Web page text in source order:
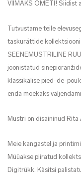
VIIMAKS OMETI! Siidist
Tutvustame teile
taskurättide kollektsiooni.
SEENEMUSTRILINE
joonistatud
klassikalise pied-de-
enda moekaks
Mustri on disaininud Rita
Meie kangastel ja
Müüakse piiratud
Digitrükk. Käsitsi